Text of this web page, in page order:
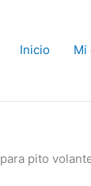
Inicio Mi
pito